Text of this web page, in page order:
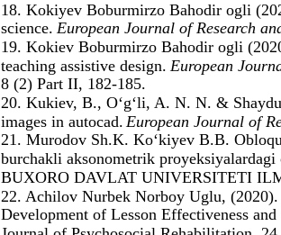
18. Kokiyev Boburmirzo Bahodir ogli
science. European Journal of Research
19. Kokiev Boburmirzo Bahodir ogli
teaching assistive design. European
8 (2) Part II, 182-185.
20. Kukiev, B., O‘g‘li, A. N. N. &
images in autocad. European Journal of
21. Murodov Sh.K. Ko‘kiyev B.B.
burchakli aksonometrik
BUXORO DAVLAT UNIVERSITETI
22. Achilov Nurbek Norboy Uglu,
Development of Lesson Effectiveness